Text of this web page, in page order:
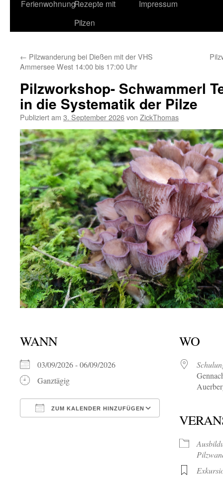
FerienwohnungRezepte mit
Pilzen
Impressum
← Pilzwanderung bei Dießen mit der VHS
Ammersee West 14:00 bis 17:00 Uhr
Pilzworkshop- Schwammerl
in die Systematik der Pilze
Publiziert am 3. September 2026von ZickThomas
WANN
03/09/2026 - 06/09/2026
Ganztägig
ZUM KALENDER HINZUFÜGEN
Google Kalender
WO